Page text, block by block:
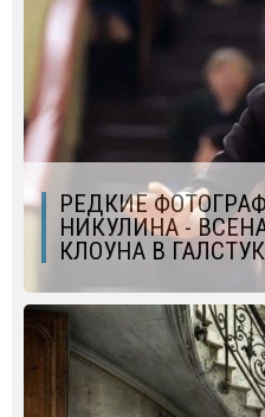
РЕДКИЕ
НИКУЛИНА -
КЛОУНА В